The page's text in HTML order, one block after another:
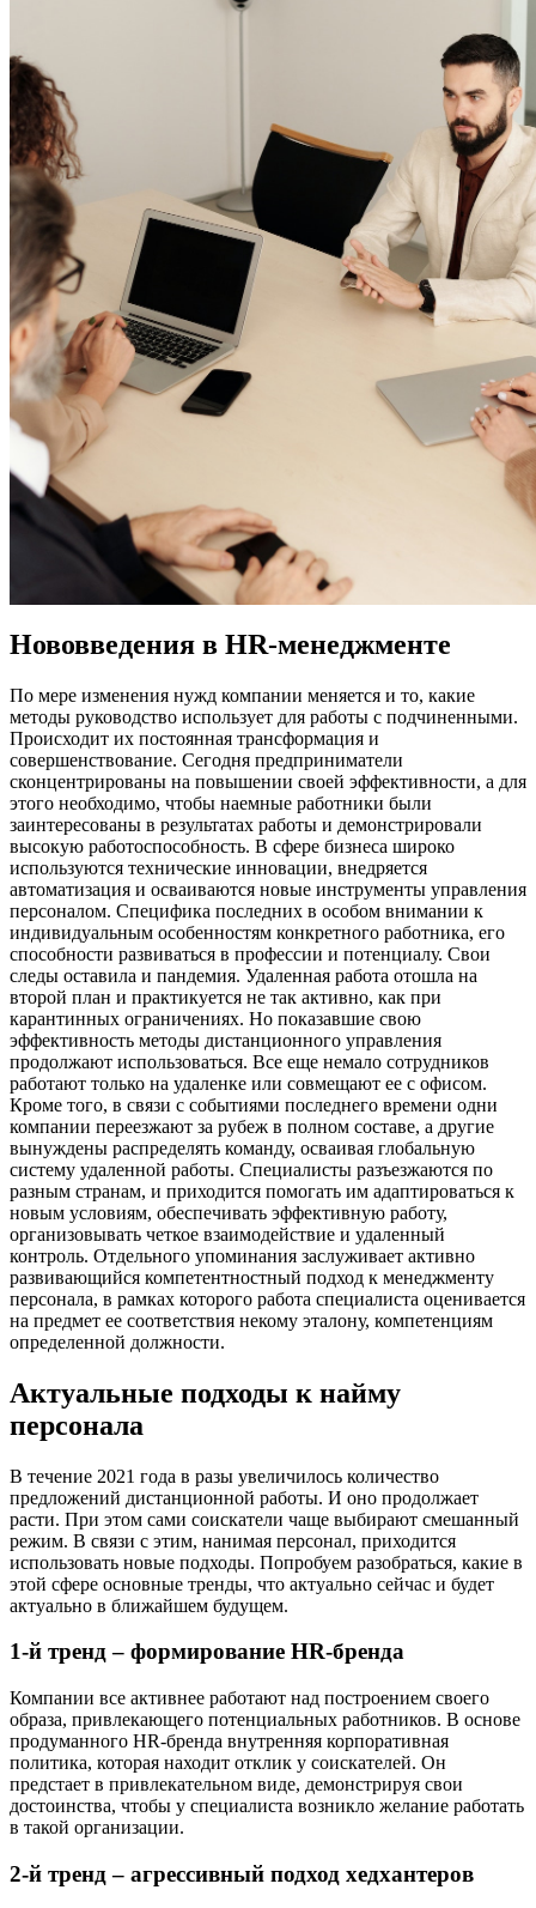
Нововведения в HR-менеджменте
По мере изменения нужд компании меняется и то, какие
методы руководство использует для работы с подчиненными.
Происходит их постоянная трансформация и
совершенствование. Сегодня предприниматели
сконцентрированы на повышении своей эффективности, а для
этого необходимо, чтобы наемные работники были
заинтересованы в результатах работы и демонстрировали
высокую работоспособность. В сфере бизнеса широко
используются технические инновации, внедряется
автоматизация и осваиваются новые инструменты управления
персоналом. Специфика последних в особом внимании к
индивидуальным особенностям конкретного работника, его
способности развиваться в профессии и потенциалу. Свои
следы оставила и пандемия. Удаленная работа отошла на
второй план и практикуется не так активно, как при
карантинных ограничениях. Но показавшие свою
эффективность методы дистанционного управления
продолжают использоваться. Все еще немало сотрудников
работают только на удаленке или совмещают ее с офисом.
Кроме того, в связи с событиями последнего времени одни
компании переезжают за рубеж в полном составе, а другие
вынуждены распределять команду, осваивая глобальную
систему удаленной работы. Специалисты разъезжаются по
разным странам, и приходится помогать им адаптироваться к
новым условиям, обеспечивать эффективную работу,
организовывать четкое взаимодействие и удаленный
контроль. Отдельного упоминания заслуживает активно
развивающийся компетентностный подход к менеджменту
персонала, в рамках которого работа специалиста оценивается
на предмет ее соответствия некому эталону, компетенциям
определенной должности.
Актуальные подходы к найму
персонала
В течение 2021 года в разы увеличилось количество
предложений дистанционной работы. И оно продолжает
расти. При этом сами соискатели чаще выбирают смешанный
режим. В связи с этим, нанимая персонал, приходится
использовать новые подходы. Попробуем разобраться, какие в
этой сфере основные тренды, что актуально сейчас и будет
актуально в ближайшем будущем.
1-й тренд – формирование HR-бренда
Компании все активнее работают над построением своего
образа, привлекающего потенциальных работников. В основе
продуманного HR-бренда внутренняя корпоративная
политика, которая находит отклик у соискателей. Он
предстает в привлекательном виде, демонстрируя свои
достоинства, чтобы у специалиста возникло желание работать
в такой организации.
2-й тренд – агрессивный подход хедхантеров